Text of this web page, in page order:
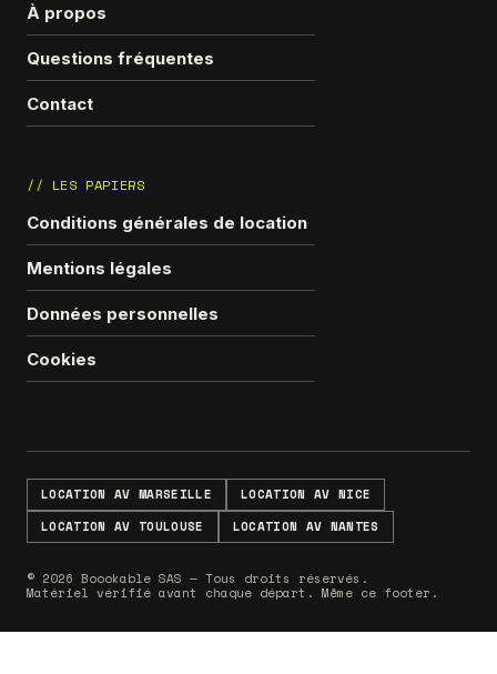
À propos
Questions fréquentes
Contact
// LES PAPIERS
Conditions générales de location
Mentions légales
Données personnelles
Cookies
LOCATION AV MARSEILLE
LOCATION AV NICE
LOCATION AV TOULOUSE
LOCATION AV NANTES
© 2026 Boookable SAS — Tous droits réservés.
Matériel vérifié avant chaque départ. Même ce footer.